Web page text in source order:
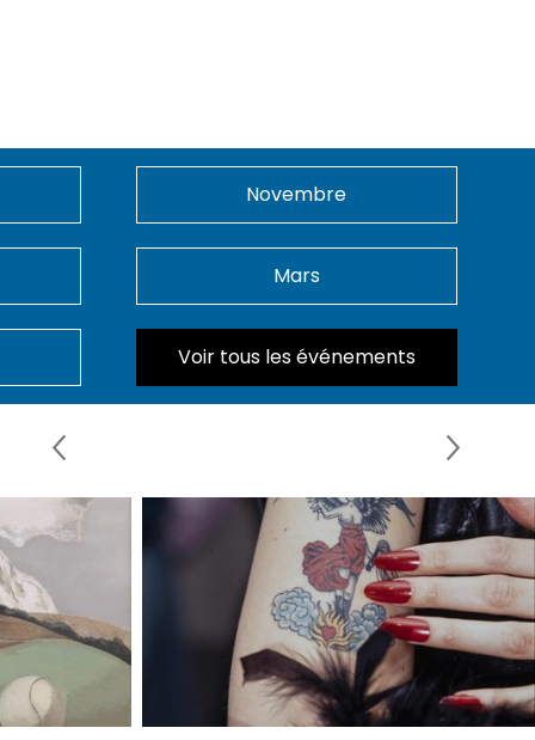
Novembre
Mars
Voir tous les événements